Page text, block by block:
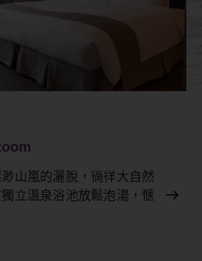
山嵐的灑脫，徜徉大自然
立溫泉浴池放鬆泡湯，愜